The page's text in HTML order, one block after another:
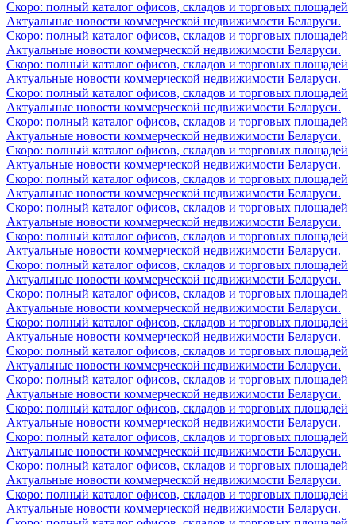
Скоро: полный каталог офисов, складов и торговых площадей
Актуальные новости коммерческой недвижимости Беларуси.
Скоро: полный каталог офисов, складов и торговых площадей
Актуальные новости коммерческой недвижимости Беларуси.
Скоро: полный каталог офисов, складов и торговых площадей
Актуальные новости коммерческой недвижимости Беларуси.
Скоро: полный каталог офисов, складов и торговых площадей
Актуальные новости коммерческой недвижимости Беларуси.
Скоро: полный каталог офисов, складов и торговых площадей
Актуальные новости коммерческой недвижимости Беларуси.
Скоро: полный каталог офисов, складов и торговых площадей
Актуальные новости коммерческой недвижимости Беларуси.
Скоро: полный каталог офисов, складов и торговых площадей
Актуальные новости коммерческой недвижимости Беларуси.
Скоро: полный каталог офисов, складов и торговых площадей
Актуальные новости коммерческой недвижимости Беларуси.
Скоро: полный каталог офисов, складов и торговых площадей
Актуальные новости коммерческой недвижимости Беларуси.
Скоро: полный каталог офисов, складов и торговых площадей
Актуальные новости коммерческой недвижимости Беларуси.
Скоро: полный каталог офисов, складов и торговых площадей
Актуальные новости коммерческой недвижимости Беларуси.
Скоро: полный каталог офисов, складов и торговых площадей
Актуальные новости коммерческой недвижимости Беларуси.
Скоро: полный каталог офисов, складов и торговых площадей
Актуальные новости коммерческой недвижимости Беларуси.
Скоро: полный каталог офисов, складов и торговых площадей
Актуальные новости коммерческой недвижимости Беларуси.
Скоро: полный каталог офисов, складов и торговых площадей
Актуальные новости коммерческой недвижимости Беларуси.
Скоро: полный каталог офисов, складов и торговых площадей
Актуальные новости коммерческой недвижимости Беларуси.
Скоро: полный каталог офисов, складов и торговых площадей
Актуальные новости коммерческой недвижимости Беларуси.
Скоро: полный каталог офисов, складов и торговых площадей
Актуальные новости коммерческой недвижимости Беларуси.